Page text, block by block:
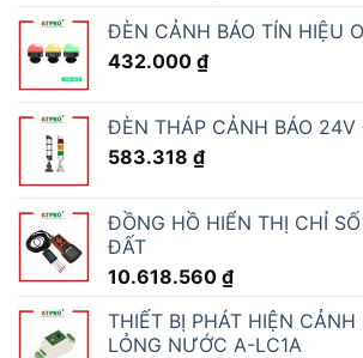
ĐÈN CẢNH BÁO TÍN HIỆU
432.000 ₫
ĐÈN THÁP CẢNH BÁO
583.318 ₫
ĐỒNG HỒ HIỂN THỊ CHỈ
ĐẤT
10.618.560 ₫
THIẾT BỊ PHÁT HIỆN CẢNH
LỎNG NƯỚC A-LC1A